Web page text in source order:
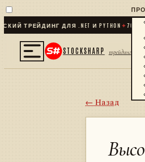
ДЛЯ .NET И PYTHON✦70+
STOCKSHARP трейдинг
← Назад